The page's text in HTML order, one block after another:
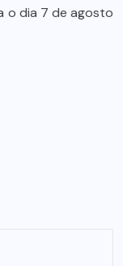
o dia 7 de agosto